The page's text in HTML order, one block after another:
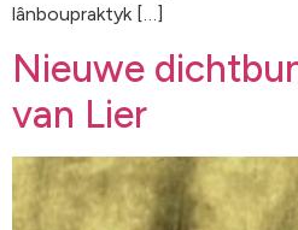
lânboupraktyk […]
Nieuwe
van Lier